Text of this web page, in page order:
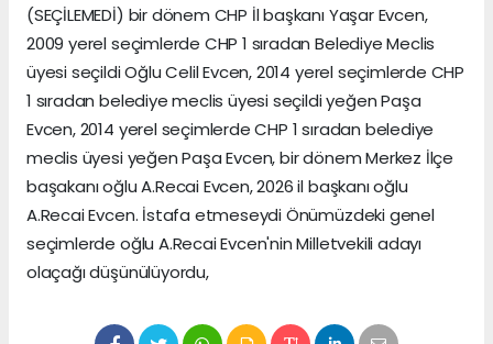
(SEÇİLEMEDİ) bir dönem CHP İl başkanı Yaşar Evcen,
2009 yerel seçimlerde CHP 1 sıradan Belediye Meclis
üyesi seçildi Oğlu Celil Evcen, 2014 yerel seçimlerde CHP
1 sıradan belediye meclis üyesi seçildi yeğen Paşa
Evcen, 2014 yerel seçimlerde CHP 1 sıradan belediye
meclis üyesi yeğen Paşa Evcen, bir dönem Merkez İlçe
başakanı oğlu A.Recai Evcen, 2026 il başkanı oğlu
A.Recai Evcen. İstafa etmeseydi Önümüzdeki genel
seçimlerde oğlu A.Recai Evcen'nin Milletvekili adayı
olaçağı düşünülüyordu,